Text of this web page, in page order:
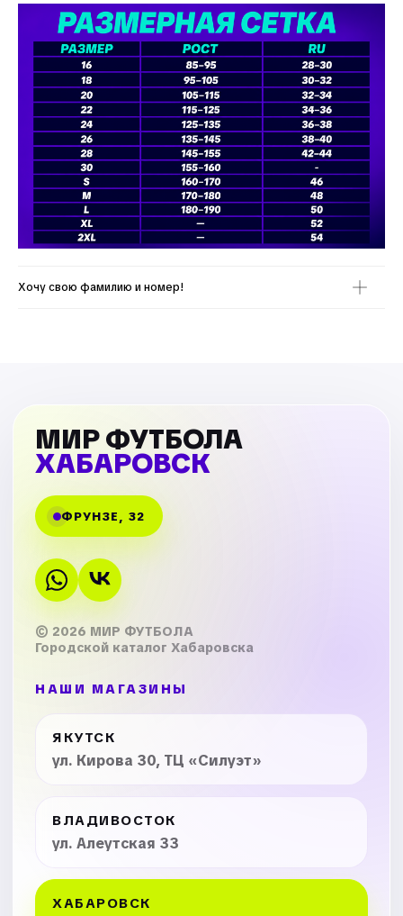
Хочу свою фамилию и номер!
МИР ФУТБОЛА
ХАБАРОВСК
ФРУНЗЕ, 32
© 2026 МИР ФУТБОЛА
Городской каталог Хабаровска
НАШИ МАГАЗИНЫ
ЯКУТСК
ул. Кирова 30, ТЦ «Силуэт»
ВЛАДИВОСТОК
ул. Алеутская 33
ХАБАРОВСК